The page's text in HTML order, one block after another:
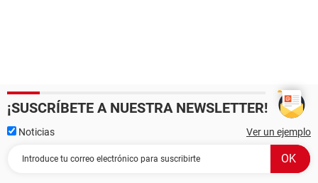
¡SUSCRÍBETE A NUESTRA NEWSLETTER!
Noticias Ver un ejemplo